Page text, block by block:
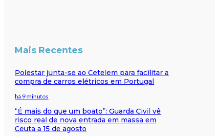
Mais Recentes
Polestar junta-se ao Cetelem para facilitar a
compra de carros elétricos em Portugal
há 9 minutos
“É mais do que um boato”: Guarda Civil vê
risco real de nova entrada em massa em
Ceuta a 15 de agosto